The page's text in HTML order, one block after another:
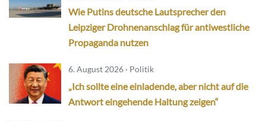
Wie Putins deutsche Lautsprecher den
Leipziger Drohnenanschlag für antiwestliche
Propaganda nutzen
6. August 2026 · Politik
„Ich sollte eine einladende, aber nicht auf die
Antwort eingehende Haltung zeigen“